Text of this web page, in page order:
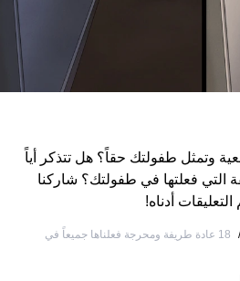
وتمثل طفولتك حقاً؟ هل تتذكر أياً
التي فعلتها في طفولتك؟ شاركنا
أدناه!
/
18 عادة طريفة ومحرجة فعلناها جميعاً في